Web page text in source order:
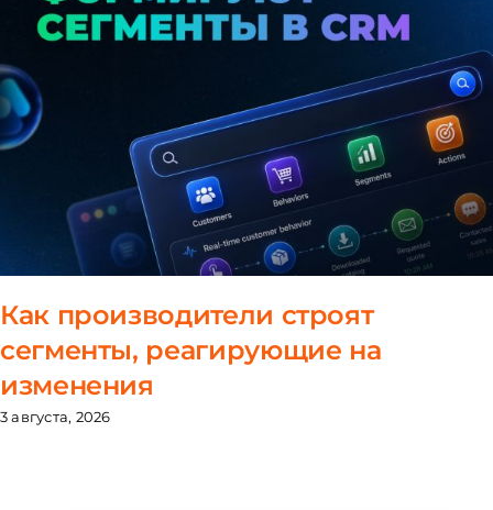
Как производители строят
сегменты, реагирующие на
изменения
3 августа, 2026